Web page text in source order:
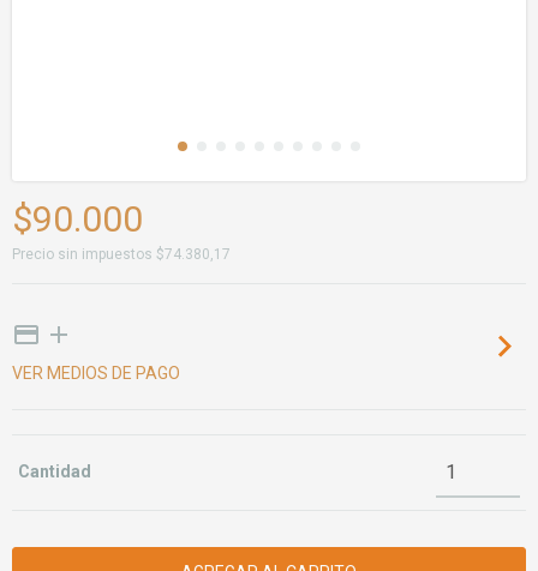
$90.000
Precio sin impuestos $74.380,17
VER MEDIOS DE PAGO
Cantidad